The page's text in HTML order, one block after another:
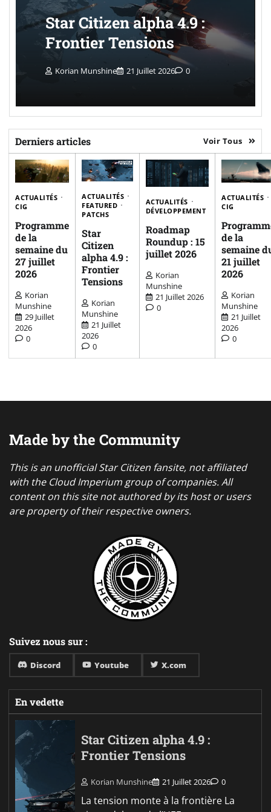
Star Citizen alpha 4.9 :
Frontier Tensions
Korian Munshine 21 Juillet 2026 0
Derniers articles Voir Tous
ACTUALITÉS
CIG
Programme
de la
semaine du
27 juillet
2026
Korian
Munshine
29 Juillet
2026
0
ACTUALITÉS
FEATURED
PATCHS
Star
Citizen
alpha 4.9 :
Frontier
Tensions
Korian
Munshine
21 Juillet
2026
0
ACTUALITÉS
DÉVELOPPEMENT
Roadmap
Roundup : 15
juillet 2026
Korian
Munshine
21 Juillet 2026
0
ACTUALITÉS
CIG
de la
semaine
21 juillet
2026
Korian
Munshine
21 Juillet
2026
0
Made by the Community
This is an unofficial Star Citizen fansite, not affiliated
with the Cloud Imperium group of companies. All
content on this site not authored by its host or users
are property of their respective owners.
Suivez nous sur :
Discord Youtube X.com
En vedette
Star Citizen alpha 4.9 :
Frontier Tensions
Korian Munshine 21 Juillet 2026 0
La tension monte à la frontière La